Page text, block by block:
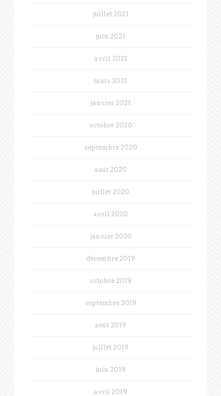
juillet 2021
juin 2021
avril 2021
mars 2021
janvier 2021
octobre 2020
septembre 2020
août 2020
juillet 2020
avril 2020
janvier 2020
décembre 2019
octobre 2019
septembre 2019
août 2019
juillet 2019
juin 2019
avril 2019